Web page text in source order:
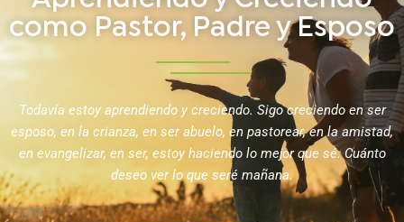
como Pastor, Padre y Esposo
Todavía estoy aprendiendo y creciendo. Sigo creciendo en ser
esposo, en la crianza, en ser abuelo, en pastorear, en la amistad,
en evangelizar, en ser, estoy haciendo lo mejor que sé. Cuánto
deseo ver lo que seré mañana.